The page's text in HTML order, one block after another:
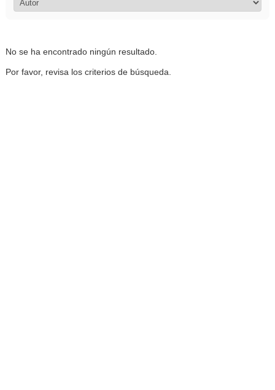
No se ha encontrado ningún resultado.
Por favor, revisa los criterios de búsqueda.